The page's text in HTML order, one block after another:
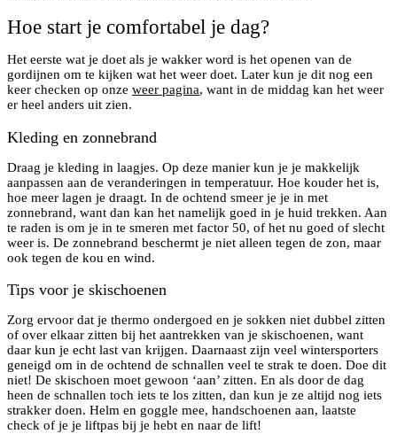
Hoe start je comfortabel je dag?
Het eerste wat je doet als je wakker word is het openen van de
gordijnen om te kijken wat het weer doet. Later kun je dit nog een
keer checken op onze weer pagina, want in de middag kan het weer
er heel anders uit zien.
Kleding en zonnebrand
Draag je kleding in laagjes. Op deze manier kun je je makkelijk
aanpassen aan de veranderingen in temperatuur. Hoe kouder het is,
hoe meer lagen je draagt. In de ochtend smeer je je in met
zonnebrand, want dan kan het namelijk goed in je huid trekken. Aan
te raden is om je in te smeren met factor 50, of het nu goed of slecht
weer is. De zonnebrand beschermt je niet alleen tegen de zon, maar
ook tegen de kou en wind.
Tips voor je skischoenen
Zorg ervoor dat je thermo ondergoed en je sokken niet dubbel zitten
of over elkaar zitten bij het aantrekken van je skischoenen, want
daar kun je echt last van krijgen. Daarnaast zijn veel wintersporters
geneigd om in de ochtend de schnallen veel te strak te doen. Doe dit
niet! De skischoen moet gewoon ‘aan’ zitten. En als door de dag
heen de schnallen toch iets te los zitten, dan kun je ze altijd nog iets
strakker doen. Helm en goggle mee, handschoenen aan, laatste
check of je je liftpas bij je hebt en naar de lift!